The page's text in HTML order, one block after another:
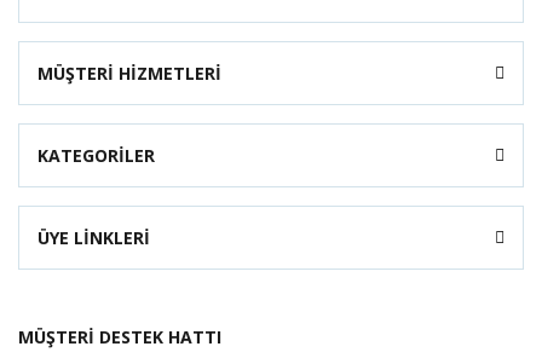
MÜŞTERİ HİZMETLERİ
KATEGORİLER
ÜYE LİNKLERİ
MÜŞTERİ DESTEK HATTI